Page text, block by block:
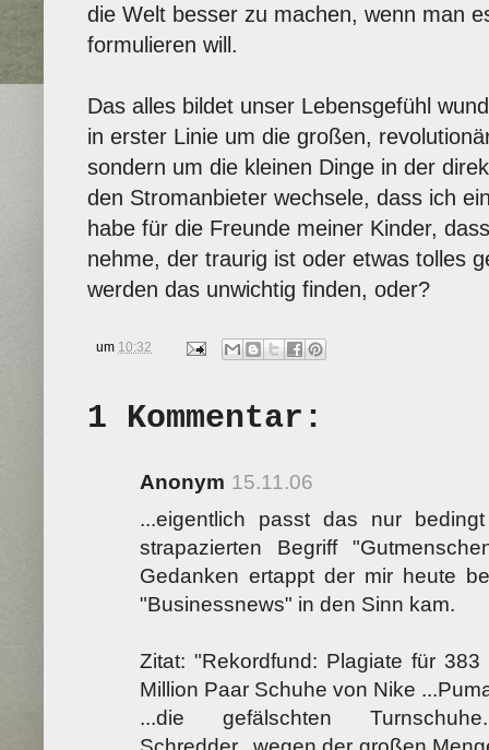
die Welt besser zu machen, wenn man
formulieren will.
Das alles bildet unser Lebensgefühl
in erster Linie um die großen,
sondern um die kleinen Dinge in der
den Stromanbieter wechsele, dass ich
habe für die Freunde meiner Kinder,
nehme, der traurig ist oder etwas tolles
werden das unwichtig finden, oder?
um 10:32
1 Kommentar:
Anonym 15.11.06
...eigentlich passt das nur
strapazierten Begriff
Gedanken ertappt der mir heute
"Businessnews" in den Sinn kam.
Zitat: "Rekordfund: Plagiate für
Million Paar Schuhe von Nike
...die gefälschten